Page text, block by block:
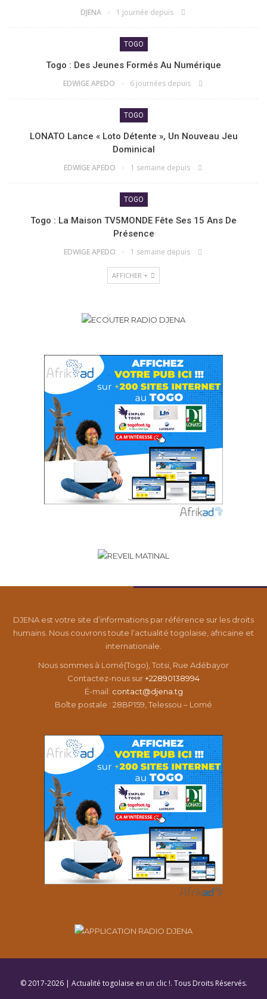
DJENA 1 journée depuis
TOGO
Togo : Des Jeunes Formés Au Numérique
EDWIGE APEDO 6 journées depuis
TOGO
LONATO Lance « Loto Détente », Un Nouveau Jeu
Dominical
EDWIGE APEDO 1 semaine depuis
TOGO
Togo : La Maison TV5MONDE Fête Ses 15 Ans De
Présence
EDWIGE APEDO 1 semaine depuis
AFFICHER +
DJENA est votre site d’informations par référence sur les droits
humains. Nous couvrons toute l’actualité togolaise, africaine et
internationale.
Nous sommes à Lomé(Togo), Totsi, Rue Adébayor
Contactez-nous sur+22890138994
É-mail: contact@djena.tg
Boîte postale : 28BP159, Telessou – Lomé
© 2017-2026 | Actualité togolaise en un clic !. Tous Droits Réservés.